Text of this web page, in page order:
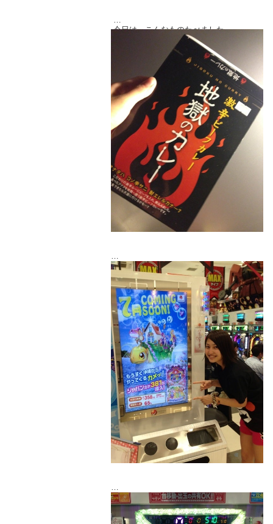
今日は、こんなものたべました。
ヴィレッジヴァンガードで買ったの！
ちょー辛くておいしかった♡
幸せ感じたｗｗｗ
そしてそして、
こんなもの発見！！
写真すっぴんでごめんなさい((((；ﾟДﾟ))))